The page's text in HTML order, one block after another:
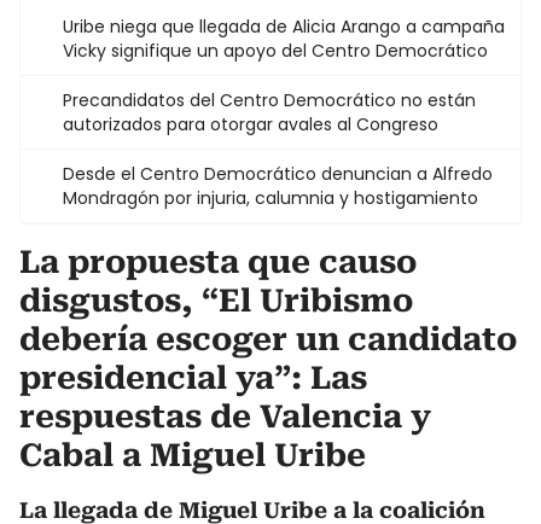
Uribe niega que llegada de Alicia Arango a campaña
Vicky signifique un apoyo del Centro Democrático
Precandidatos del Centro Democrático no están
autorizados para otorgar avales al Congreso
Desde el Centro Democrático denuncian a Alfredo
Mondragón por injuria, calumnia y hostigamiento
La propuesta que causo
disgustos, “El Uribismo
debería escoger un candidato
presidencial ya”: Las
respuestas de Valencia y
Cabal a Miguel Uribe
La llegada de Miguel Uribe a la coalición